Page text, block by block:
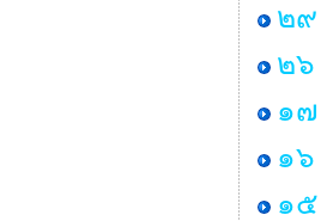
๒๙
๒๖
๑๗
๑๖
๑๕